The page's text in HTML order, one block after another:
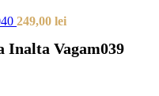
249,00 lei
Inalta Vagam039